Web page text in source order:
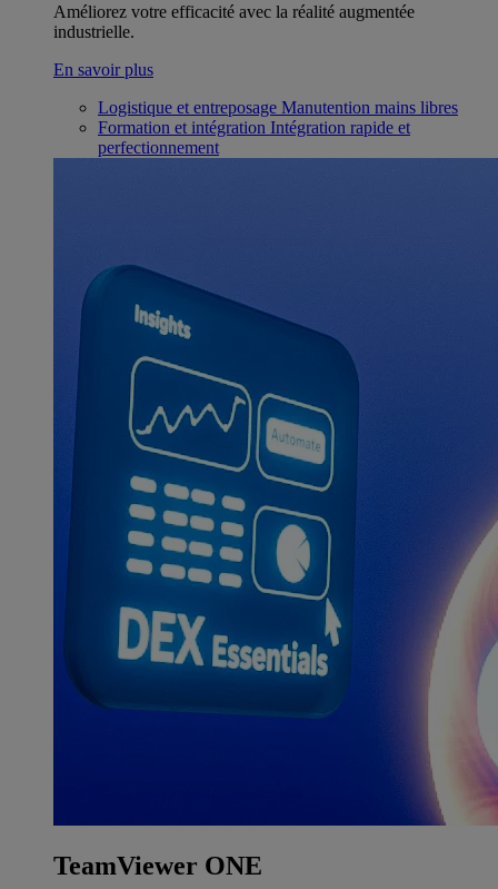
Améliorez votre efficacité avec la réalité augmentée
industrielle.
En savoir plus
Logistique et entreposage Manutention mains libres
Formation et intégration Intégration rapide et
perfectionnement
TeamViewer ONE